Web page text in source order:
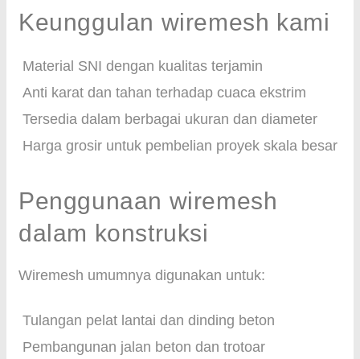
Keunggulan wiremesh kami
Material SNI dengan kualitas terjamin
Anti karat dan tahan terhadap cuaca ekstrim
Tersedia dalam berbagai ukuran dan diameter
Harga grosir untuk pembelian proyek skala besar
Penggunaan wiremesh
dalam konstruksi
Wiremesh umumnya digunakan untuk:
Tulangan pelat lantai dan dinding beton
Pembangunan jalan beton dan trotoar